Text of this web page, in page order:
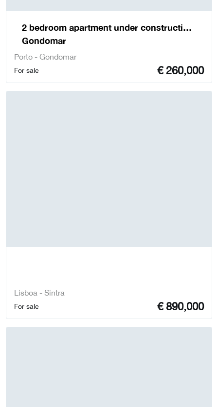
2 bedroom apartment under construction,
Gondomar
Porto - Gondomar
For sale €260,000
Lisboa - Sintra
For sale €890,000